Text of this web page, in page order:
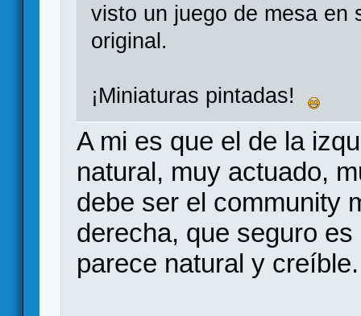
visto un juego de mesa en
original.
¡Miniaturas pintadas!
A mi es que el de la
natural, muy actuado,
debe ser el community
derecha, que seguro
parece natural y creíble.